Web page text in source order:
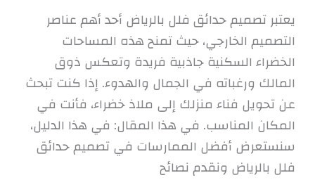
يعتبر تصميم حدائق فلل بالرياض أحد أهم عناصر
التصميم الخارجي، حيث تمنح هذه المساحات
الخضراء السكنية جاذبية فريدة وتعكس ذوق
المالك ورغباته في الجمال والهدوء. إذا كنت تبحث
عن تحويل فناء منزلك إلى ملاذ خضراء، فأنت في
المكان المناسب. في هذا المقال: في هذا الدليل،
سنستعرض أفضل الممارسات في تصميم حدائق
فلل بالرياض ونقدم نصائح